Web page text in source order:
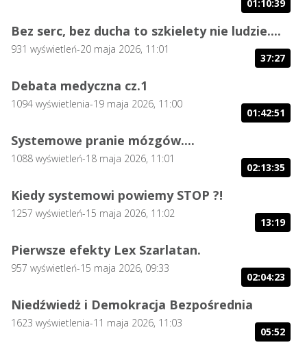
01:10:39
Bez serc, bez ducha to szkielety nie ludzie....
931 wyświetleń-20 maja 2026, 11:01
37:27
Debata medyczna cz.1
1094 wyświetlenia-19 maja 2026, 11:00
01:42:51
Systemowe pranie mózgów....
1088 wyświetleń-18 maja 2026, 11:01
02:13:35
Kiedy systemowi powiemy STOP ?!
1257 wyświetleń-15 maja 2026, 11:02
13:19
Pierwsze efekty Lex Szarlatan.
957 wyświetleń-15 maja 2026, 09:33
02:04:23
Niedźwiedż i Demokracja Bezpośrednia
1623 wyświetlenia-11 maja 2026, 11:03
05:52